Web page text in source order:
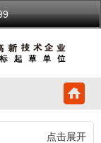
点击展开